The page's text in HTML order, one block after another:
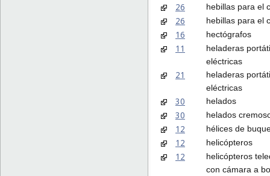
26 hebillas para el
26 hebillas para el
16 hectógrafos
11
heladeras
eléctricas
21
heladeras
eléctricas
30 helados
30 helados
12 hélices de
12 helicópteros
12
helicópteros
con cámara a